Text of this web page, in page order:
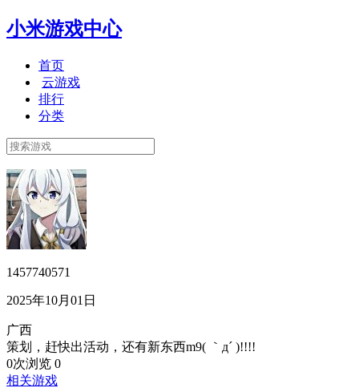
小米游戏中心
首页
云游戏
排行
分类
1457740571
2025年10月01日
广西
策划，赶快出活动，还有新东西m9( ｀д´ )!!!!
0次浏览 0
相关游戏